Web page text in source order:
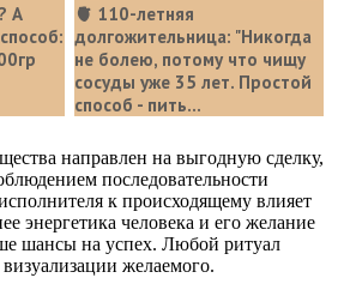
А
🫀 110-летняя
долгожительница: "Никогда
не болею, потому что чищу
сосуды уже 35 лет. Простой
способ - пить...
направлен на выгодную сделку,
последовательности
к происходящему влияет
энергетика человека и его желание
шансы на успех. Любой ритуал
желаемого.